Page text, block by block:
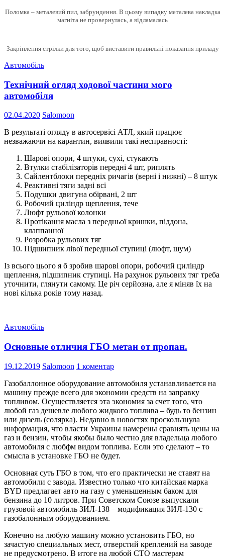
Поломка – металевий пил, забрундення. В цьому випадку металева накладка
магніта не провернулась, а відламалась
Закріплення стрілки для того, щоб виставити правильні показання приладу
Автомобіль
Технічний огляд ходової частини мого
автомобіля
02.04.2020 Salomoon
В результаті огляду в автосервісі АТЛ, який працює
незважаючи на карантин, виявили такі несправності:
Шарові опори, 4 штуки, сухі, стукають
Втулки стабілізаторів передні 4 шт, риплять
Сайлентблоки передніх ричагів (верні і нижні) – 8 штук
Реактивні тяги задні всі
Подушки двигуна обірвані, 2 шт
Робочий циліндр щеплення, тече
Люфт рульової колонки
Протікання масла з передньої кришки, піддона,
клаппанної
Розробка рульових тяг
Підшипник лівої передньої ступиці (люфт, шум)
Із всього цього я б зробив шарові опори, робочий циліндр
щеплення, підшипник ступиці. На рахунок рульових тяг треба
уточнити, глянути самому. Це річ серйозна, але я міняв їх на
нові кілька років тому назад.
Автомобіль
Основные отличия ГБО метан от пропан.
19.12.2019 Salomoon 1 коментар
Газобаллонное оборудование автомобиля устанавливается на
машину прежде всего для экономии средств на заправку
топливом. Осуществляется эта экономия за счет того, что
любой газ дешевле любого жидкого топлива – будь то бензин
или дизель (солярка). Недавно в новостях проскользнула
информация, что власти Украины намерены сравнять цены на
газ и бензин, чтобы якобы было честно для владельца любого
автомобиля с любфм видом топлива. Если это сделают – то
смысла в установке ГБО не будет.
Основная суть ГБО в том, что его практически не ставят на
автомобили с завода. Известно только что китайская марка
BYD предлагает авто на газу с уменьшенным баком для
бензина до 10 литров. При Советском Союзе выпускали
грузовой автомобиль ЗИЛ-138 – модификация ЗИЛ-130 с
газобалонным оборудованием.
Конечно на любую машину можно установить ГБО, но
зачастую специальных мест, отверстий креплений на заводе
не предусмотрено. В итоге на любой СТО мастерам